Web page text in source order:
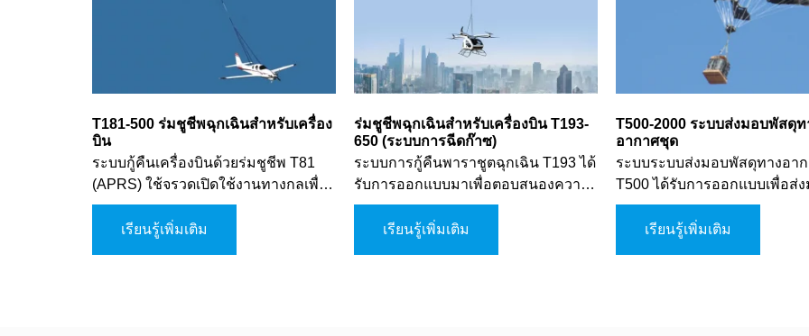
T181-500 ร่มชูชีพฉุกเฉินสำหรับเครื่อง
บิน
ระบบกู้คืนเครื่องบินด้วยร่มชูชีพ T81
(APRS) ใช้จรวดเปิดใช้งานทางกลเพื่อ
ให้ความปลอดภัยที่จำเป็นสำหรับเครื่อง
บินปีกตรึงในสถานการณ์ฉุกเฉิน เมื่อ
เรียนรู้เพิ่มเติม
ร่มชูชีพฉุกเฉินสำหรับเครื่องบิน T193-
650 (ระบบการฉีดก๊าซ)
ระบบการกู้คืนพาราชูตฉุกเฉิน T193 ได้
รับการออกแบบมาเพื่อตอบสนองความ
ต้องการด้านความปลอดภัยของ
eVTOL, มัลติโรเตอร์ที่ความสูงต่ำ และ
เรียนรู้เพิ่มเติม
T500-2000 ระบบส่งมอบพัสดุท
อากาศชุด
ระบบระบบส่งมอบพัสดุทางอา
T500 ได้รับการออกแบบเพื่อส่
พัสดุจากอากาศลงสู่พื้นดินโดย
เกิดความเสียหาย ซึ่งเป็นร่มชู
เรียนรู้เพิ่มเติม